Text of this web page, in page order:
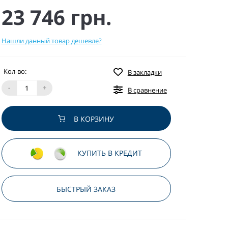
23 746 грн.
Нашли данный товар дешевле?
Кол-во:
-
+
В закладки
В сравнение
В КОРЗИНУ
КУПИТЬ В КРЕДИТ
БЫСТРЫЙ ЗАКАЗ